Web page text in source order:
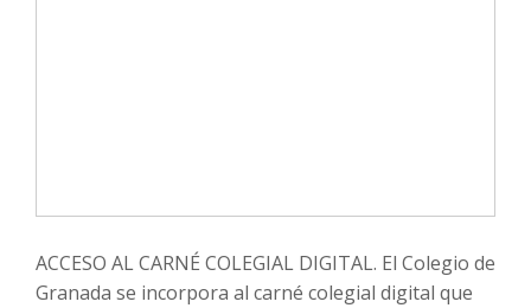
ACCESO AL CARNÉ COLEGIAL DIGITAL. El Colegio de
Granada se incorpora al carné colegial digital que